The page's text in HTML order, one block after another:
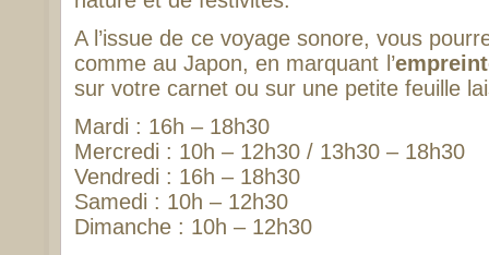
A l’issue de ce voyage sonore, vous
comme au Japon, en marquant l’
sur votre carnet ou sur une petite feuille
Mardi : 16h – 18h30
Mercredi : 10h – 12h30 / 13h30 – 18h30
Vendredi : 16h – 18h30
Samedi : 10h – 12h30
Dimanche : 10h – 12h30